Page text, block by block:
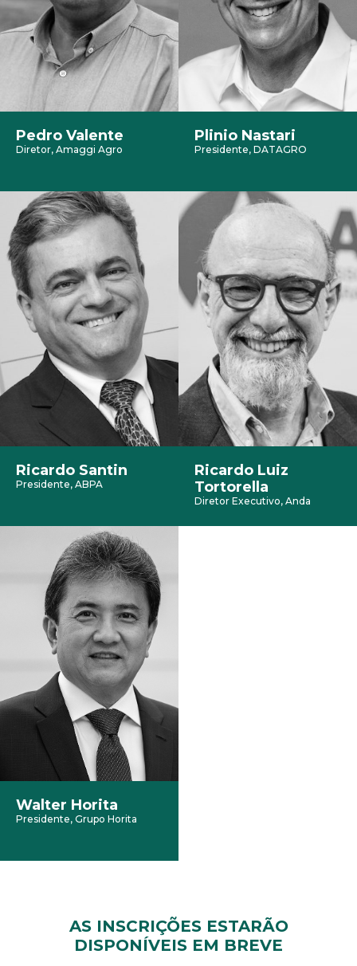
Pedro Valente
Diretor, Amaggi Agro
Plinio Nastari
Presidente, DATAGRO
Ricardo Santin
Presidente, ABPA
Ricardo Luiz
Tortorella
Diretor Executivo, Anda
Walter Horita
Presidente, Grupo Horita
AS INSCRIÇÕES ESTARÃO
DISPONÍVEIS EM BREVE